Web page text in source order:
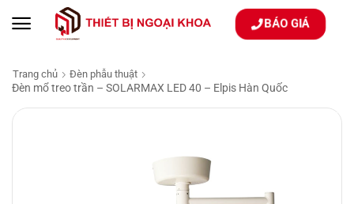
BÁO GIÁ
Trang chủ Đèn phẫu thuật
Đèn mổ treo trần – SOLARMAX LED 40 – Elpis Hàn Quốc